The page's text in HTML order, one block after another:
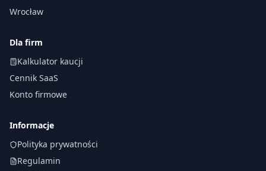
Wrocław
Dla firm
Kalkulator kaucji
Cennik SaaS
Konto firmowe
Informacje
Polityka prywatności
Regulamin